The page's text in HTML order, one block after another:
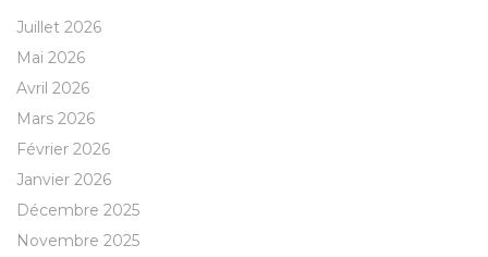
Juillet 2026
Mai 2026
Avril 2026
Mars 2026
Février 2026
Janvier 2026
Décembre 2025
Novembre 2025